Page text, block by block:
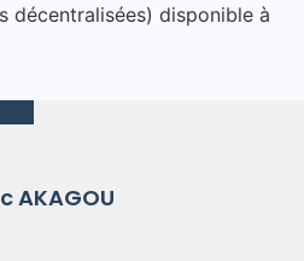
décentralisées) disponible à
AKAGOU